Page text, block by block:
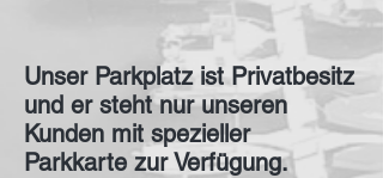
Unser Parkplatz ist Privatbesitz
und er steht nur unseren
Kunden mit spezieller
Parkkarte zur Verfügung.